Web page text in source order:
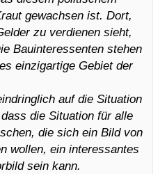
gewachsen ist. Dort,
zu verdienen sieht,
Bauinteressenten stehen
einzigartige Gebiet der
auf die Situation
die Situation für alle
die sich ein Bild von
wollen, ein interessantes
sein kann.